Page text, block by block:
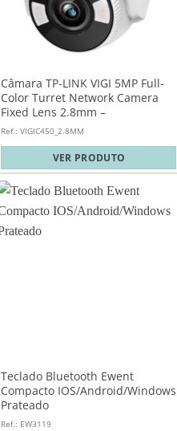
Câmara TP-LINK VIGI 5MP Full-
Color Turret Network Camera
Fixed Lens 2.8mm –
VIGIC450(2.8mm)
Ref.: VIGIC450_2.8MM
VER PRODUTO
Teclado Bluetooth Ewent
Compacto IOS/Android/Windows
Prateado
Ref.: EW3119